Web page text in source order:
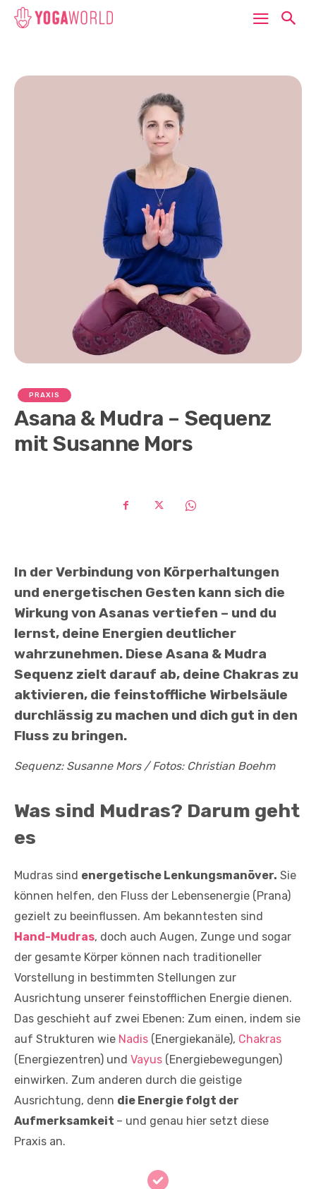
PRAXIS
Asana & Mudra – Sequenz
mit Susanne Mors
In der Verbindung von Körperhaltungen
und energetischen Gesten kann sich die
Wirkung von Asanas vertiefen – und du
lernst, deine Energien deutlicher
wahrzunehmen. Diese Asana & Mudra
Sequenz zielt darauf ab, deine Chakras zu
aktivieren, die feinstoffliche Wirbelsäule
durchlässig zu machen und dich gut in den
Fluss zu bringen.
Sequenz: Susanne Mors / Fotos: Christian Boehm
Was sind Mudras? Darum geht
es
Mudras sind energetische Lenkungsmanöver. Sie
können helfen, den Fluss der Lebensenergie (Prana)
gezielt zu beeinflussen. Am bekanntesten sind
Hand-Mudras, doch auch Augen, Zunge und sogar
der gesamte Körper können nach traditioneller
Vorstellung in bestimmten Stellungen zur
Ausrichtung unserer feinstofflichen Energie dienen.
Das geschieht auf zwei Ebenen: Zum einen, indem sie
auf Strukturen wie Nadis (Energiekanäle), Chakras
(Energiezentren) und Vayus (Energiebewegungen)
einwirken. Zum anderen durch die geistige
Ausrichtung, denn die Energie folgt der
Aufmerksamkeit – und genau hier setzt diese
Praxis an.